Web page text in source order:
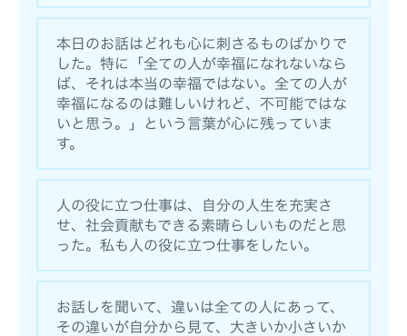
本日のお話はどれも心に刺さるものばかりで
した。特に「全ての人が幸福になれないなら
ば、それは本当の幸福ではない。全ての人が
幸福になるのは難しいけれど、不可能ではな
いと思う。」という言葉が心に残っていま
す。
人の役に立つ仕事は、自分の人生を充実さ
せ、社会貢献もできる素晴らしいものだと思
った。私も人の役に立つ仕事をしたい。
お話しを聞いて、違いは全ての人にあって、
その違いが自分から見て、大きいか小さいか